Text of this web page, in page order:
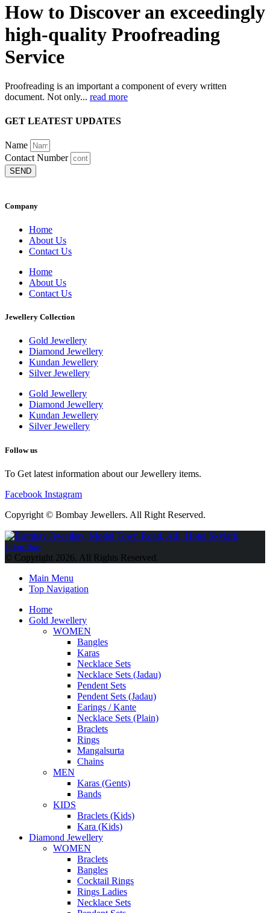
How to Discover an exceedingly
high-quality Proofreading
Service
Proofreading is an important a component of every written
document. Not only... read more
GET LEATEST UPDATES
Name
Contact Number
SEND
Company
Home
About Us
Contact Us
Home
About Us
Contact Us
Jewellery Collection
Gold Jewellery
Diamond Jewellery
Kundan Jewellery
Silver Jewellery
Gold Jewellery
Diamond Jewellery
Kundan Jewellery
Silver Jewellery
Follow us
To Get latest information about our Jewellery items.
Facebook Instagram
Copyright © Bombay Jewellers. All Right Reserved.
Обзор BMW X1 2023 — самый дешевый кроссовер
2023 Kia Sportage Hybrid SX-Prestige
Circuit Edition 2023 Lexus UX 250h F Sport Premium 2023 Года
Porsche Taycan — рекорд Гиннесса
2023 года выпуска
© Copyright 2026. All Rights Reserved.
Main Menu
Top Navigation
Home
Gold Jewellery
WOMEN
Bangles
Karas
Necklace Sets
Necklace Sets (Jadau)
Pendent Sets
Pendent Sets (Jadau)
Earings / Kante
Necklace Sets (Plain)
Braclets
Rings
Mangalsurta
Chains
MEN
Karas (Gents)
Bands
KIDS
Braclets (Kids)
Kara (Kids)
Diamond Jewellery
WOMEN
Braclets
Bangles
Cocktail Rings
Rings Ladies
Necklace Sets